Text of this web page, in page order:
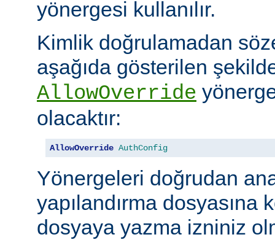
yönergesi kullanılır.
Kimlik doğrulamadan
aşağıda gösterilen
AllowOverride
olacaktır:
AllowOverride AuthConfig
Yönergeleri doğrudan
yapılandırma dosyasına
dosyaya yazma izniniz